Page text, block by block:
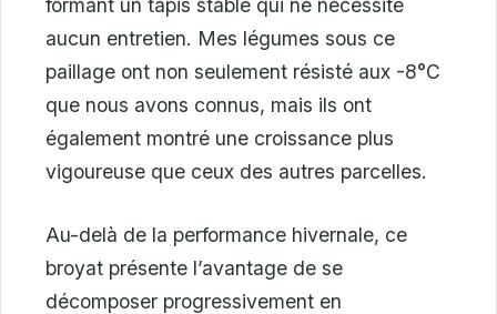
formant un tapis stable qui ne nécessite
aucun entretien. Mes légumes sous ce
paillage ont non seulement résisté aux -8°C
que nous avons connus, mais ils ont
également montré une croissance plus
vigoureuse que ceux des autres parcelles.
Au-delà de la performance hivernale, ce
broyat présente l’avantage de se
décomposer progressivement en